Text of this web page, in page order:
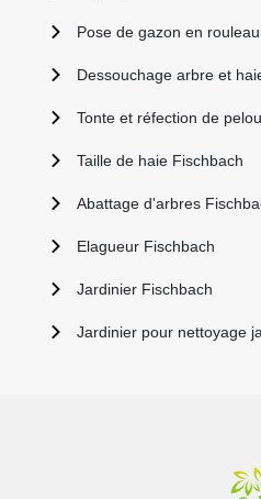
Pose de gazon en
Dessouchage arbre et
Tonte et réfection de
Taille de haie Fischbach
Abattage d'arbres
Elagueur Fischbach
Jardinier Fischbach
Jardinier pour nettoyage